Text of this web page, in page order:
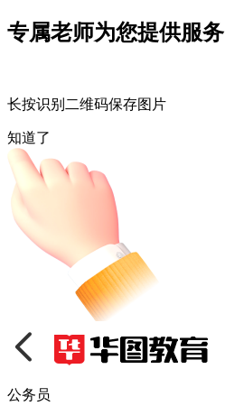
专属老师为您提供服务
长按识别二维码保存图片
知道了
公务员